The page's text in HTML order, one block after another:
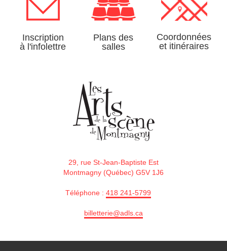
Inscription
à l'infolettre
Plans des
salles
Coordonnées
et itinéraires
29, rue St-Jean-Baptiste Est
Montmagny (Québec) G5V 1J6
Téléphone : 418 241-5799
billetterie@adls.ca